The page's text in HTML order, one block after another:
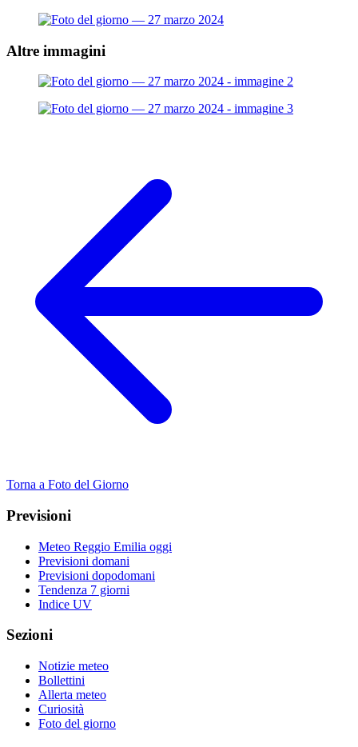
Altre immagini
Torna a Foto del Giorno
Previsioni
Meteo Reggio Emilia oggi
Previsioni domani
Previsioni dopodomani
Tendenza 7 giorni
Indice UV
Sezioni
Notizie meteo
Bollettini
Allerta meteo
Curiosità
Foto del giorno